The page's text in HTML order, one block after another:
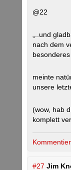
@22
„..und
nach dem
meinte
unsere
(wow, hab
komplett
#27 Jim